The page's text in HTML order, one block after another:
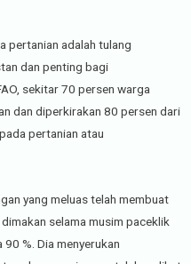
pertanian adalah tulang
dan penting bagi
sekitar 70 persen warga
dan diperkirakan 80 persen dari
pertanian atau
yang meluas telah membuat
selama musim paceklik
%. Dia menyerukan